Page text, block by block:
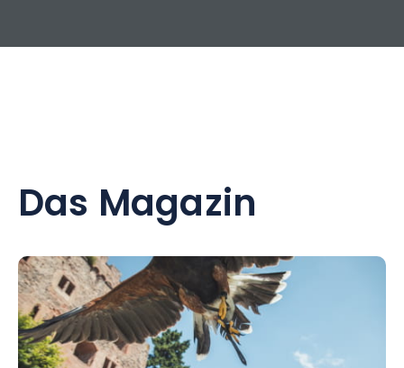
Das Magazin